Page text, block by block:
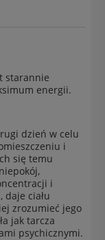
starannie
energii.
dzień w celu
i
się temu
i
daje ciału
zrozumieć jego
jak tarcza
psychicznymi.